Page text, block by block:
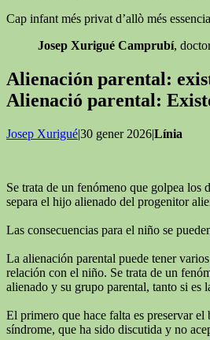
Cap infant més privat d’allò més
Josep Xurigué Camprubí,
Alienación parental:
Alienació parental:
Josep Xurigué|30 gener 2026|Línia
Se trata de un fenómeno que golpea
separa el hijo alienado del progenitor
Las consecuencias para el niño se
La alienación parental puede tener
relación con el niño. Se trata de un
alienado y su grupo parental, tanto si es
El primero que hace falta es preservar
síndrome, que ha sido discutida y no